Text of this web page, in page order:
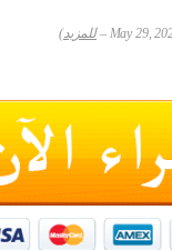
للمزيد)